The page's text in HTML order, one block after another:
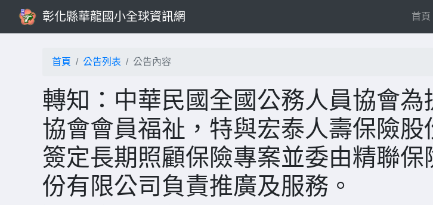
彰化縣華龍國小全球資訊網 首頁
首頁 公告列表 公告內容
轉知：中華民國全國公務人員協會為
協會會員福祉，特與宏泰⼈壽保險股
簽定長期照顧保險專案並委由精聯保
份有限公司負責推廣及服務。